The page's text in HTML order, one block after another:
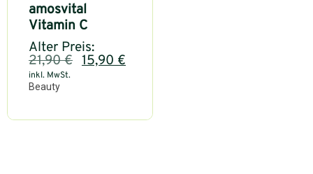
Beauty
amosvital
Vitamin C
Alter Preis:
21,90€ 15,90 €
inkl. MwSt.